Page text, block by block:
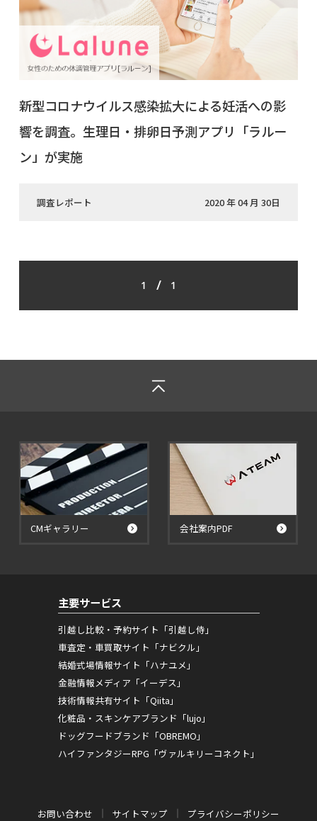
新型コロナウイルス感染拡大による妊活への影
響を調査。生理日・排卵日予測アプリ「ラルー
ン」が実施
調査レポート 2020 年 04 月 30日
1 / 1
CMギャラリー 会社案内PDF
主要サービス
引越し比較・予約サイト「引越し侍」
車査定・車買取サイト「ナビクル」
結婚式場情報サイト「ハナユメ」
金融情報メディア「イーデス」
技術情報共有サイト「Qiita」
化粧品・スキンケアブランド「lujo」
ドッグフードブランド「OBREMO」
ハイファンタジーRPG「ヴァルキリーコネクト」
お問い合わせ サイトマップ プライバシーポリシー